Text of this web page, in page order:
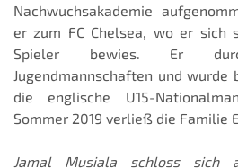
Nachwuchsakademie
er zum FC Chelsea, wo er sich
Spieler bewies. Er
Jugendmannschaften und wurde
die englische U15-
Sommer 2019 verließ die Familie
Jamal Musiala schloss sich